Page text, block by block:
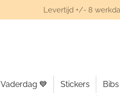
Levertijd +/- 8
Vaderdag 💙 Stickers